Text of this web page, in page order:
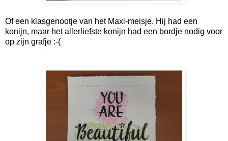
Of een klasgenootje van het Maxi-meisje. Hij had een
konijn, maar het allerliefste konijn had een bordje nodig voor
op zijn grafje :-(